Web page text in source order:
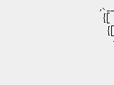
,､_＿ / |_| ヽ
{[ ／| ∧ 人
{[| / | ／
ヾヽ / |
ミニミ